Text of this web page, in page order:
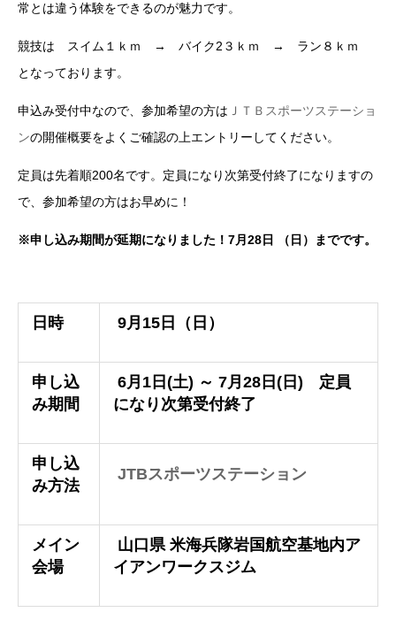
常とは違う体験をできるのが魅力です。
競技は スイム１ｋｍ → バイク2３ｋｍ → ラン８ｋｍ
となっております。
申込み受付中なので、参加希望の方は ＪＴＢスポーツステーショ
ンの開催概要をよくご確認の上エントリーしてください。
定員は先着順200名です。定員になり次第受付終了になりますの
で、参加希望の方はお早めに！
※申し込み期間が延期になりました！7月28日 （日）までです。
日時 9月15日（日）
申し込
み期間
6月1日(土) ～ 7月28日(日) 定員
になり次第受付終了
申し込
み方法
JTBスポーツステーション
メイン
会場
山口県 米海兵隊岩国航空基地内ア
イアンワークスジム